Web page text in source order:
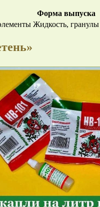
Форма выпуска
Жидкость, гранулы